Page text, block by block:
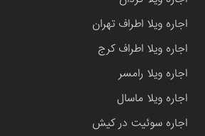
اجاره ویلا اطراف تهران
اجاره ویلا اطراف کرج
اجاره ویلا رامسر
اجاره ویلا ماسال
اجاره سوئیت در کیش